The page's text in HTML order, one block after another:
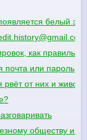
белый
как правильно
почта или пароль
от них и живот
обществу и